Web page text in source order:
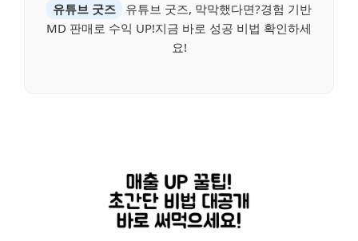
유튜브 굿즈
유튜브 굿즈, 막막했다면?경험 기반
MD 판매로 수익 UP!지금 바로 성공 비법 확인하세
요!